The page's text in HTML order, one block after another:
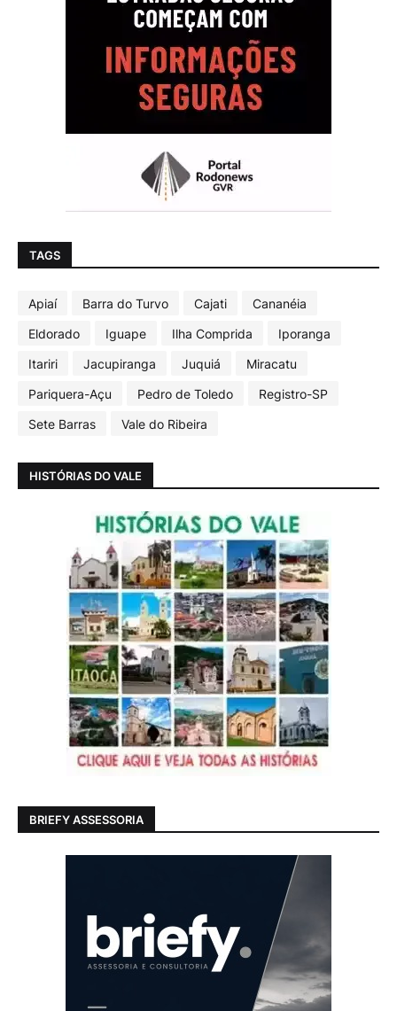
TAGS
Apiaí Barra do Turvo Cajati
Cananéia
Eldorado
Iguape Ilha Comprida
Iporanga
Itariri
Jacupiranga Juquiá
Miracatu
Pariquera-Açu
Pedro de Toledo
Registro-SP
Sete Barras
Vale do Ribeira
HISTÓRIAS DO VALE
BRIEFY ASSESSORIA